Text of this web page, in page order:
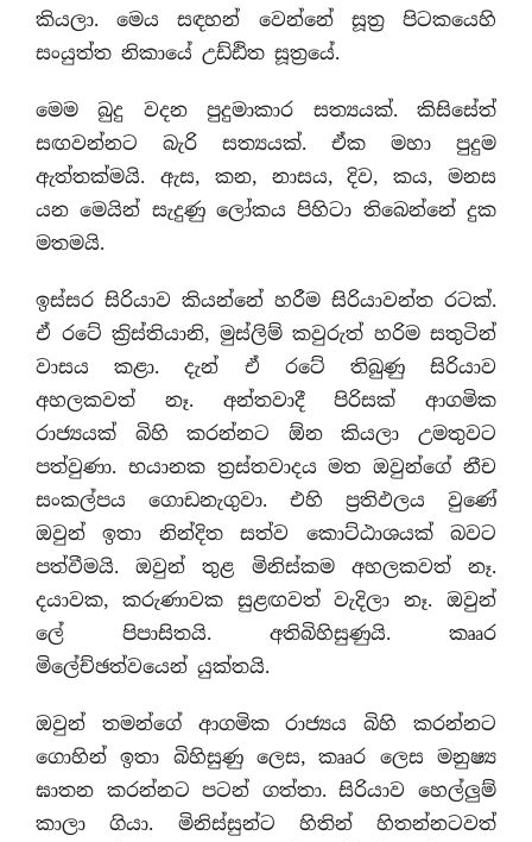
කියලා. මෙය සඳහන් වෙන්නේ සූත‍්‍ර පිටකයෙහි
සංයුත්ත නිකායේ උඩ්ඪිත සූත‍්‍රයේ.
මෙම බුදු වදන පුදුමාකාර සත්‍යයක්. කිසිසේත්
සඟවන්නට බැරි සත්‍යයක්. ඒක මහා පුදුම
ඇත්තක්මයි. ඇස, කන, නාසය, දිව, කය, මනස
යන මෙයින් සැදුණු ලෝකය පිහිටා තිබෙන්නේ දුක
මතමයි.
ඉස්සර සිරියාව කියන්නේ හරීම සිරියාවන්ත රටක්.
ඒ රටේ ක‍්‍රිස්තියානි, මුස්ලිම් කවුරුත් හරිම සතුටින්
වාසය කළා. දැන් ඒ රටේ තිබුණු සිරියාව
අහලකවත් නෑ. අන්තවාදී පිරිසක් ආගමික
රාජ්‍යයක් බිහි කරන්නට ඕන කියලා උමතුවට
පත්වුණා. භයානක ත‍්‍රස්තවාදය මත ඔවුන්ගේ නීච
සංකල්පය ගොඩනැගුවා. එහි ප‍්‍රතිඵලය වුණේ
ඔවුන් ඉතා නින්දිත සත්ව කොට්ඨාශයක් බවට
පත්වීමයි. ඔවුන් තුළ මිනිස්කම අහලකවත් නෑ.
දයාවක, කරුණාවක සුළඟවත් වැදිලා නෑ. ඔවුන්
ලේ පිපාසිතයි. අතිබිහිසුණුයි. කෲර
මිලේච්ඡත්වයෙන් යුක්තයි.
ඔවුන් තමන්ගේ ආගමික රාජ්‍යය බිහි කරන්නට
ගොහින් ඉතා බිහිසුණු ලෙස, කෲර ලෙස මනුෂ්‍ය
ඝාතන කරන්නට පටන් ගත්තා. සිරියාව හෙල්ලුම්
කාලා ගියා. මිනිස්සුන්ට හිතින් හිතන්නටවත්